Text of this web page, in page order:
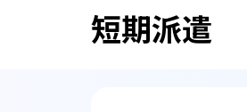
短期派遣